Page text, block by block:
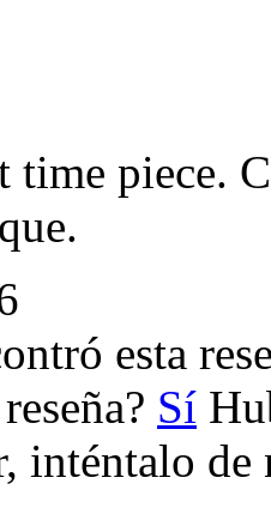
time piece.
esta
Sí
inténtalo de